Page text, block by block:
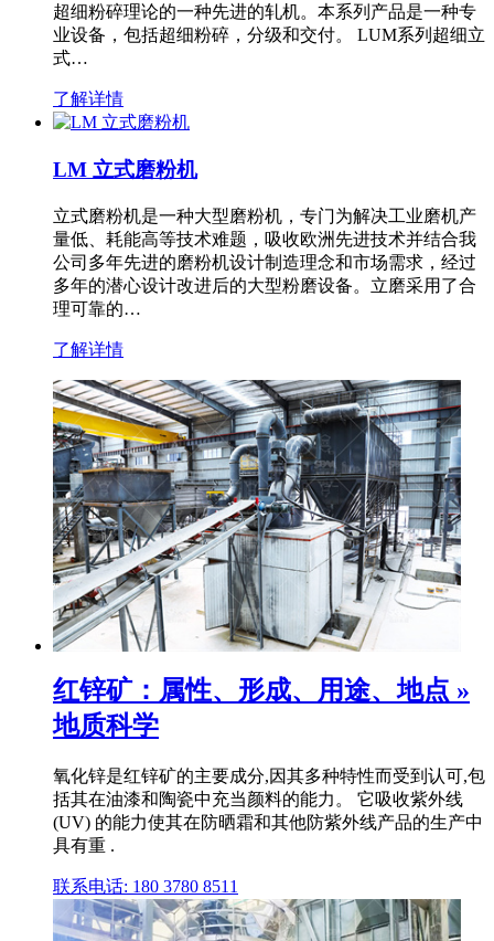
超细粉碎理论的一种先进的轧机。本系列产品是一种专
业设备，包括超细粉碎，分级和交付。 LUM系列超细立
式…
了解详情
LM 立式磨粉机
立式磨粉机是一种大型磨粉机，专门为解决工业磨机产
量低、耗能高等技术难题，吸收欧洲先进技术并结合我
公司多年先进的磨粉机设计制造理念和市场需求，经过
多年的潜心设计改进后的大型粉磨设备。立磨采用了合
理可靠的…
了解详情
红锌矿：属性、形成、用途、地点 »
地质科学
氧化锌是红锌矿的主要成分,因其多种特性而受到认可,包
括其在油漆和陶瓷中充当颜料的能力。 它吸收紫外线
(UV) 的能力使其在防晒霜和其他防紫外线产品的生产中
具有重 .
联系电话: 180 3780 8511